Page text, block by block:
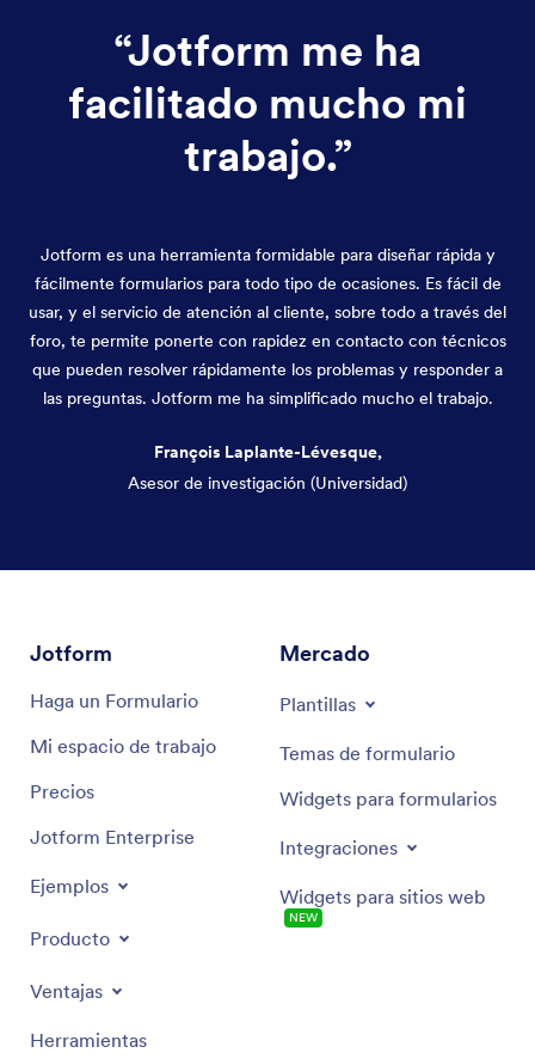
“Jotform me ha
facilitado mucho mi
trabajo.”
Jotform es una herramienta formidable para diseñar rápida y
fácilmente formularios para todo tipo de ocasiones. Es fácil de
usar, y el servicio de atención al cliente, sobre todo a través del
foro, te permite ponerte con rapidez en contacto con técnicos
que pueden resolver rápidamente los problemas y responder a
las preguntas. Jotform me ha simplificado mucho el trabajo.
François Laplante-Lévesque,
Asesor de investigación (Universidad)
Jotform
Haga un Formulario
Mi espacio de trabajo
Precios
Jotform Enterprise
Ejemplos
Producto
Ventajas
Herramientas
Mercado
Plantillas
Temas de formulario
Widgets para formularios
Integraciones
Widgets para sitios web
NEW